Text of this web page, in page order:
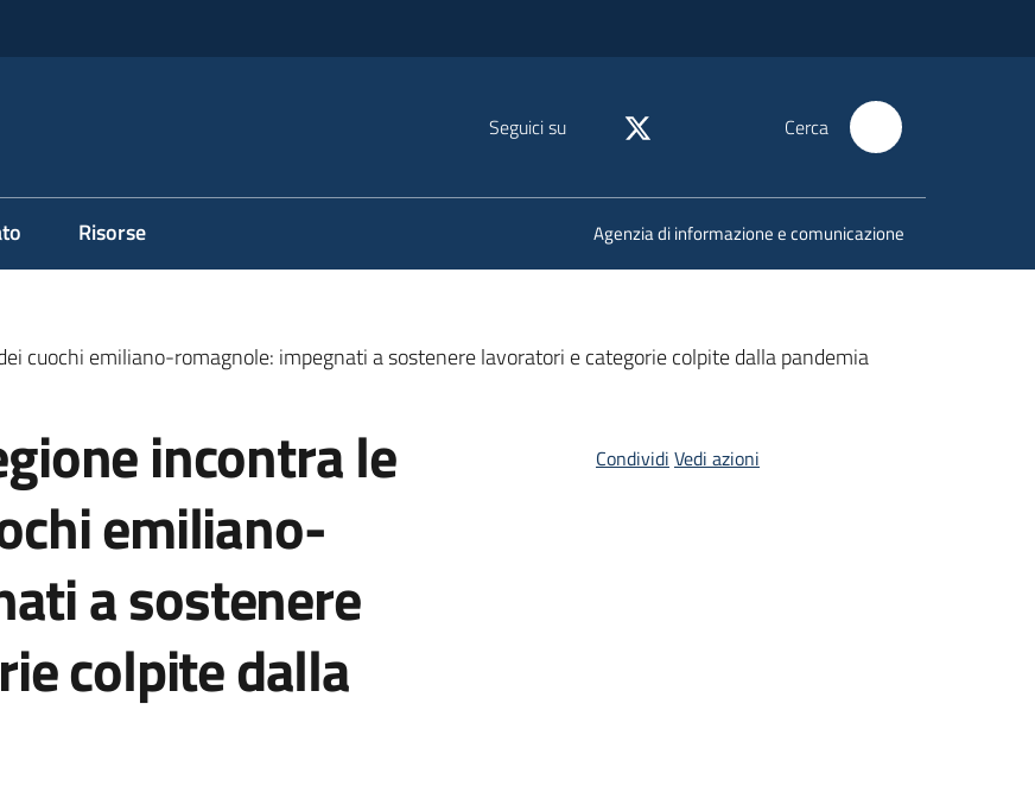
Seguici su Cerca
Risorse Agenzia di informazione e comunicazione
cuochi emiliano-romagnole: impegnati a sostenere lavoratori e categorie colpite dalla pandemia
incontra le
emiliano-
a sostenere
colpite dalla
Condividi Vedi azioni